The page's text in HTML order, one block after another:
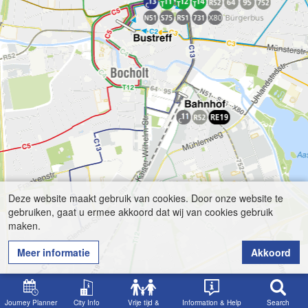
Journey Planner City Info
Vrije tijd &
Information & Help Search
Deze website maakt gebruik van cookies. Door onze website te
gebruiken, gaat u ermee akkoord dat wij van cookies gebruik
maken.
Meer informatie
Akkoord